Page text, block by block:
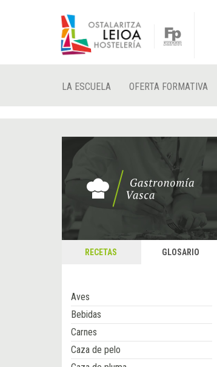
LA ESCUELA OFERTA FORMATIVA
RECETAS GLOSARIO
Aves
Bebidas
Carnes
Caza de pelo